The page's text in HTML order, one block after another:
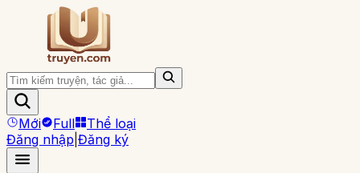
Mới Full
Thể loại
Đăng nhập Đăng ký